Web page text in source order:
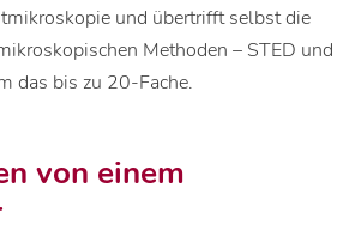
und übertrifft selbst die
Methoden – STED und
das bis zu 20-Fache.
von einem